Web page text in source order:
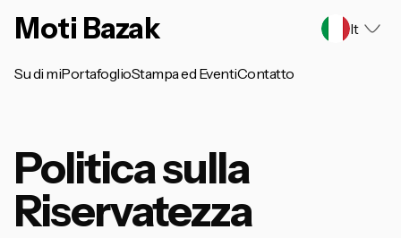
Moti Bazak
Su di miPortafoglioStampa ed EventiContatto
It
Politica sulla
Riservatezza